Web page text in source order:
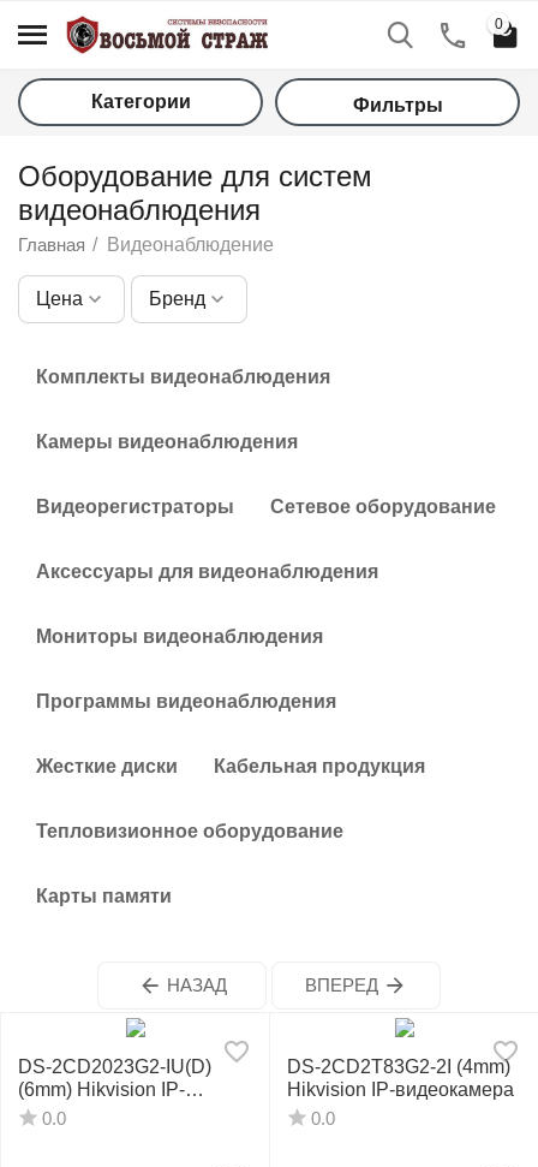
0
Категории Фильтры
Оборудование для систем
видеонаблюдения
Главная / Видеонаблюдение
Цена Бренд
Комплекты видеонаблюдения
Камеры видеонаблюдения
Видеорегистраторы Сетевое оборудование
Аксессуары для видеонаблюдения
Мониторы видеонаблюдения
Программы видеонаблюдения
Жесткие диски Кабельная продукция
Тепловизионное оборудование
Карты памяти
НАЗАД ВПЕРЕД
DS-2CD2023G2-IU(D)
(6mm) Hikvision IP-
видеокамера
0.0
DS-2CD2T83G2-2I (4mm)
Hikvision IP-видеокамера
0.0